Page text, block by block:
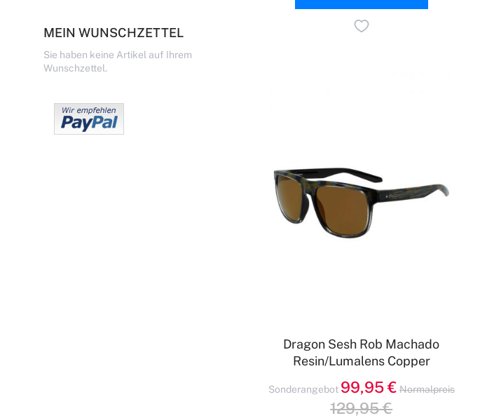
MEIN WUNSCHZETTEL
Sie haben keine Artikel auf Ihrem
Wunschzettel.
Dragon Sesh Rob Machado
Resin/Lumalens Copper
Sonderangebot 99,95 € Normalpreis
129,95 €